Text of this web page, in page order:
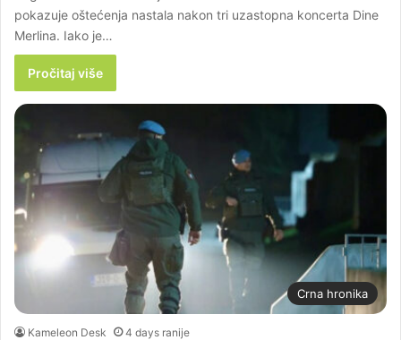
pokazuje oštećenja nastala nakon tri uzastopna koncerta Dine
Merlina. Iako je…
Pročitaj više
Crna hronika
Kameleon Desk 4 days ranije